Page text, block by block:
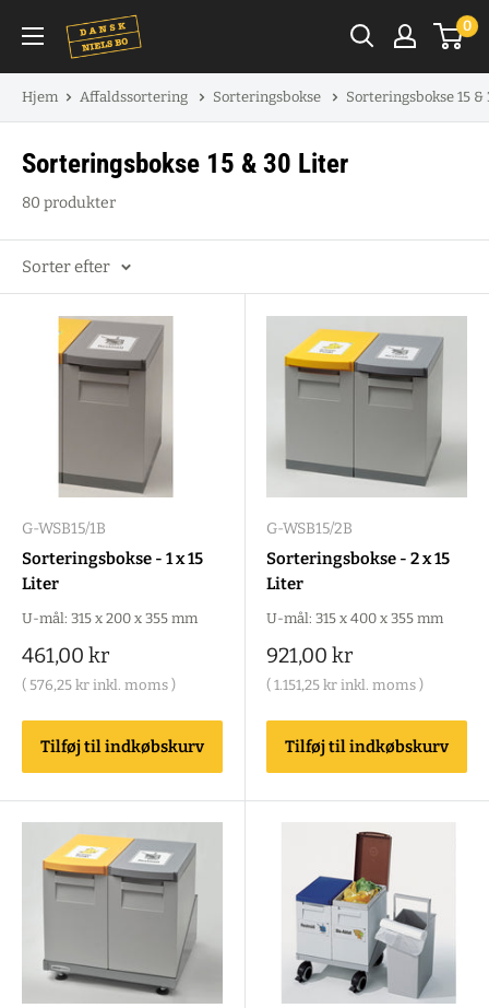
indhold
0
Hjem Affaldssortering Sorteringsbokse Sorteringsbokse 15
Sorteringsbokse 15 & 30 Liter
80 produkter
Sorter efter
G-WSB15/1B
Sorteringsbokse - 1 x 15
Liter
U-mål: 315 x 200 x 355 mm
Salgspris
461,00 kr
( 576,25 kr inkl. moms )
Tilføj til indkøbskurv
G-WSB15/2B
Sorteringsbokse - 2 x 15
Liter
U-mål: 315 x 400 x 355 mm
Salgspris
921,00 kr
( 1.151,25 kr inkl. moms )
Tilføj til indkøbskurv